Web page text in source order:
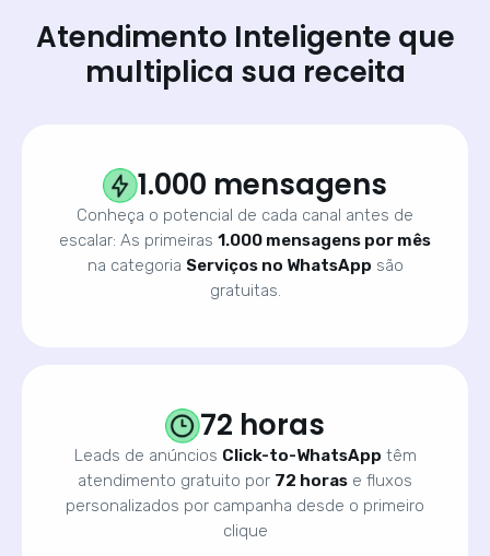
Atendimento Inteligente que
multiplica sua receita
1.000 mensagens
Conheça o potencial de cada canal antes de
escalar: As primeiras 1.000 mensagens por mês
na categoria Serviços no WhatsApp são
gratuitas.
72 horas
Leads de anúncios Click-to-WhatsApp têm
atendimento gratuito por 72 horas e fluxos
personalizados por campanha desde o primeiro
clique